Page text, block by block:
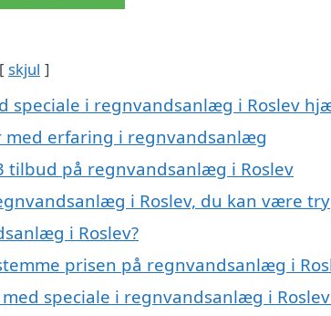
skjul
speciale i regnvandsanlæg i Roslev
med erfaring i regnvandsanlæg
på regnvandsanlæg i Roslev
i Roslev, du kan være
i Roslev?
prisen på regnvandsanlæg i
speciale i regnvandsanlæg i